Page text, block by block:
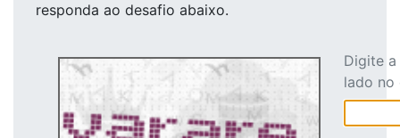
responda ao desafio abaixo.
Digite
lado no